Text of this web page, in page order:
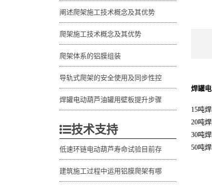
阐述爬架施工技术概念及其优势
爬架施工技术概念及其优势
爬架体系的铝膜组装
导轨式爬架的安全使用及同步性控
焊罐电动葫芦油罐用壁板提升步骤
技术支持
低速环链电动葫芦寿命试验目前存
建筑施工过程中运用铝膜爬架有哪
焊罐
15吨
20吨
30吨
50吨